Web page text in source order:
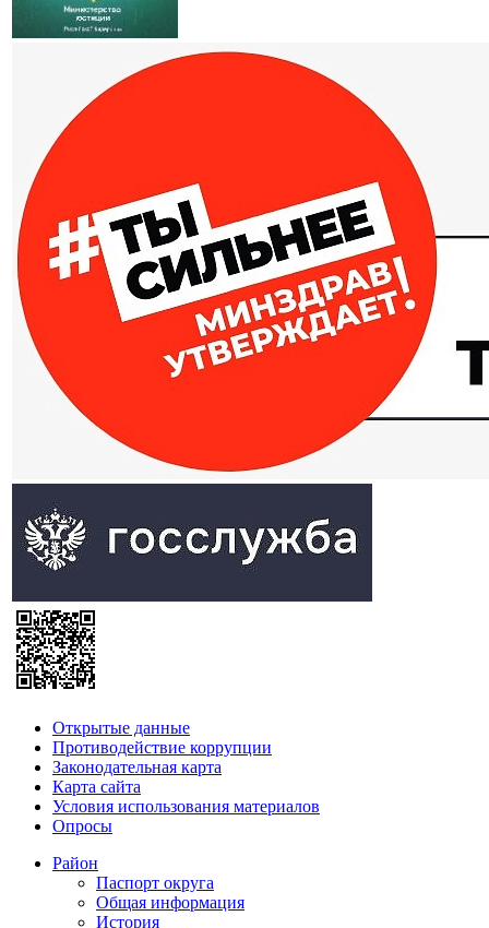
Открытые данные
Противодействие коррупции
Законодательная карта
Карта сайта
Условия использования материалов
Опросы
Район
Паспорт округа
Общая информация
История